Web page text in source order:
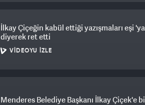
İlkay Çiçeğin kabül ettiği yazışmaları eşi
diyerek ret etti
VIDEOYU İZLE
Menderes Belediye Başkanı İlkay Çiçek'e